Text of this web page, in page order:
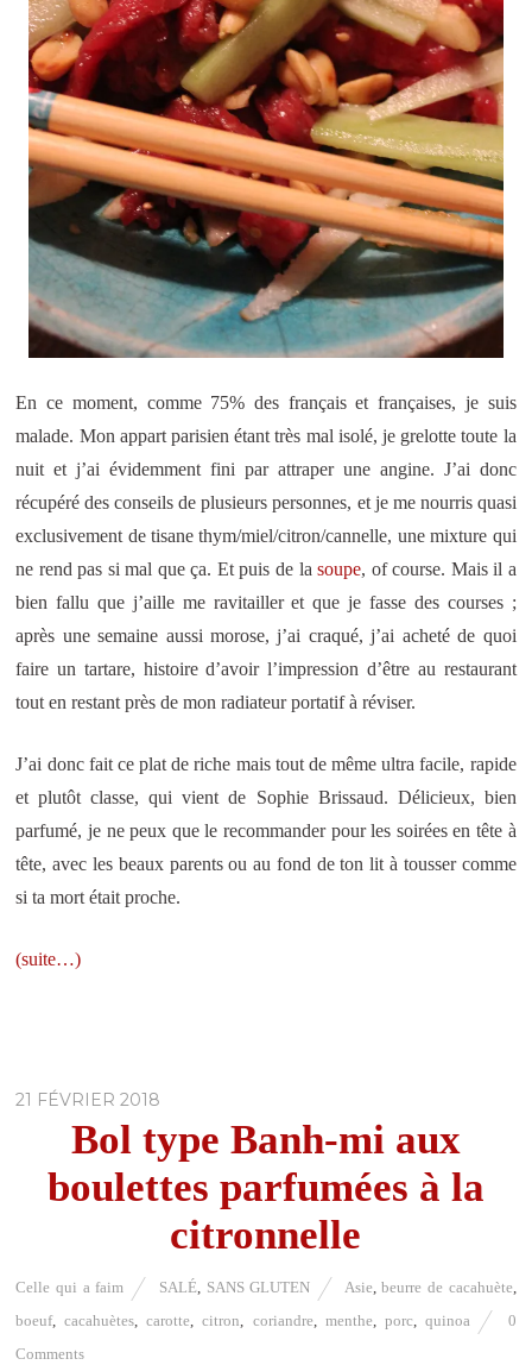
En ce moment, comme 75% des français et françaises, je suis
malade. Mon appart parisien étant très mal isolé, je grelotte toute la
nuit et j’ai évidemment fini par attraper une angine. J’ai donc
récupéré des conseils de plusieurs personnes, et je me nourris quasi
exclusivement de tisane thym/miel/citron/cannelle, une mixture qui
ne rend pas si mal que ça. Et puis de lasoupe, of course. Mais il a
bien fallu que j’aille me ravitailler et que je fasse des courses ;
après une semaine aussi morose, j’ai craqué, j’ai acheté de quoi
faire un tartare, histoire d’avoir l’impression d’être au restaurant
tout en restant près de mon radiateur portatif à réviser.
J’ai donc fait ce plat de riche mais tout de même ultra facile, rapide
et plutôt classe, qui vient de Sophie Brissaud. Délicieux, bien
parfumé, je ne peux que le recommander pour les soirées en tête à
tête, avec les beaux parents ou au fond de ton lit à tousser comme
si ta mort était proche.
(suite…)
21 FÉVRIER 2018
Bol type Banh-mi aux
boulettes parfumées à la
citronnelle
Celle qui a faim SALÉ, SANS GLUTEN Asie,beurre de cacahuète,
boeuf,cacahuètes,carotte,citron, coriandre, menthe, porc, quinoa
0
Comments